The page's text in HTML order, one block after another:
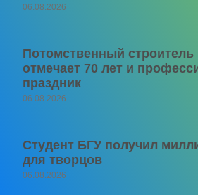
06.08.2026
Потомственный строитель
отмечает 70 лет и
праздник
06.08.2026
Студент БГУ получил
для творцов
06.08.2026